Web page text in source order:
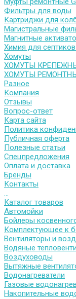
Фильтры для воды
Картриджи для
Магистральные
Магнитные
Химия для
Хомуты
ХОМУТЫ
ХОМУТЫ
Разное
Компания
Отзывы
Вопрос-ответ
Карта сайта
Политика
Публичная оферта
Полезные статьи
Спецпредложения
Оплата и доставка
Бренды
Контакты
...
Каталог товаров
Автомойки
Бойлеры
Комплектующее к
Вентиляторы и
Водяные
Воздуховоды
Вытяжные
Водонагреватели
Газовые
Накопительные